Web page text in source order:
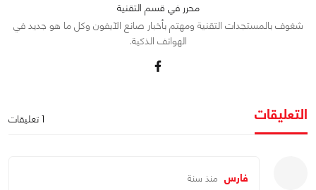
محرر في قسم التقنية
شغوف بالمستجدات التقنية ومهتم بأخبار صانع الآيفون وكل ما هو جديد في
الهواتف الذكية.
التعليقات 1 تعليقات
فارس منذ سنة